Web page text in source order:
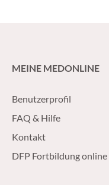
MEINE MEDONLINE
Benutzerprofil
FAQ & Hilfe
Kontakt
DFP Fortbildung online